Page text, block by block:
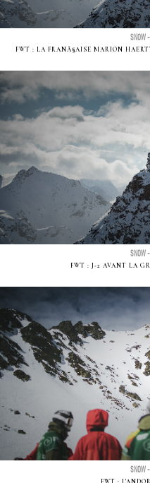
SNOW
FWT : LA FRANÃ§AISE MARION
SNOW
FWT : J-2 AVANT LA
SNOW